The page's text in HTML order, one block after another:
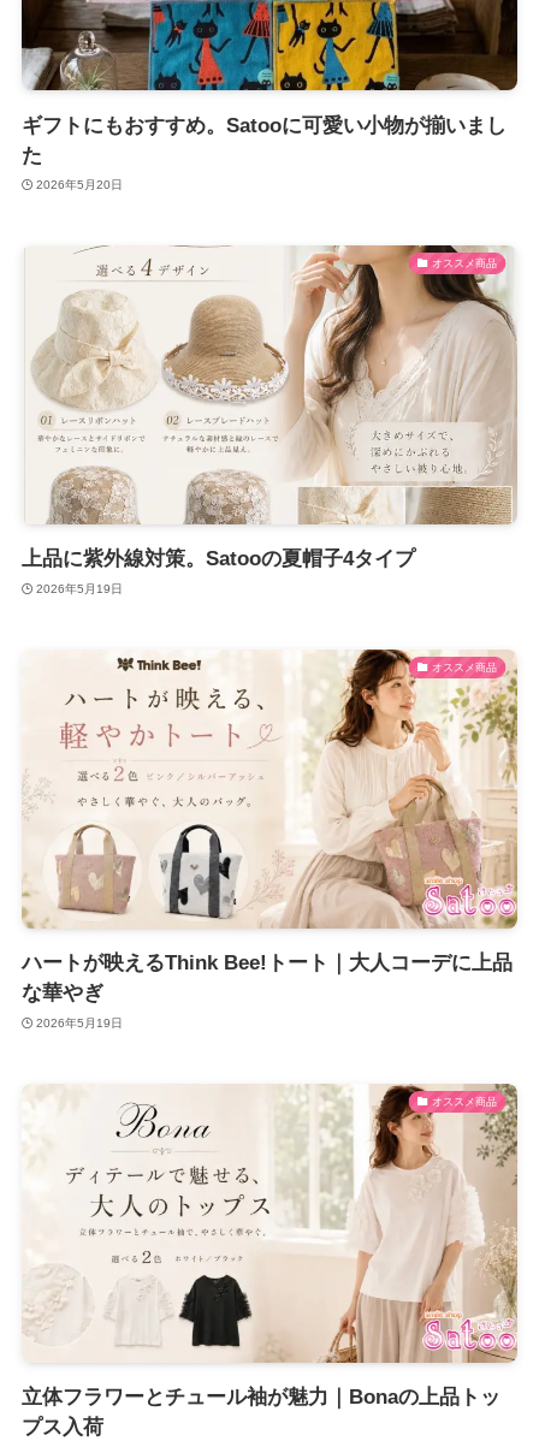
ギフトにもおすすめ。Satooに可愛い小物が揃いまし
た
2026年5月20日
オススメ商品
上品に紫外線対策。Satooの夏帽子4タイプ
2026年5月19日
オススメ商品
ハートが映えるThink Bee!トート｜大人コーデに上品
な華やぎ
2026年5月19日
オススメ商品
立体フラワーとチュール袖が魅力｜Bonaの上品トッ
プス入荷